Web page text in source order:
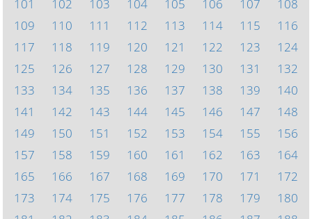
101
102 103 104 105 106 107
108
109
110 111 112 113 114 115
116
117
118 119 120 121 122 123
124
125
126 127 128 129 130 131
132
133
134 135 136 137 138 139
140
141
142 143 144 145 146 147
148
149
150 151 152 153 154 155
156
157
158 159 160 161 162 163
164
165
166 167 168 169 170 171
172
173
174 175 176 177 178 179
180